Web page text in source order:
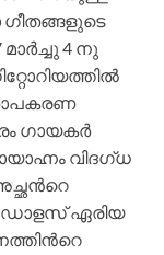
4 നു
ഗായകർ
വിദഗ്ധ
ഡാളസ് ഏരിയ